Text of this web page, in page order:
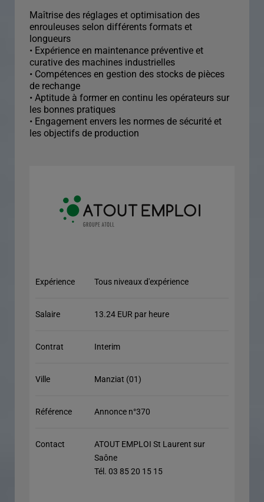
Maîtrise des réglages et optimisation des
enrouleuses selon différents formats et
longueurs
• Expérience en maintenance préventive et
curative des machines industrielles
• Compétences en gestion des stocks de pièces
de rechange
• Aptitude à former en continu les opérateurs sur
les bonnes pratiques
• Engagement envers les normes de sécurité et
les objectifs de production
Expérience Tous niveaux d'expérience
Salaire 13.24 EUR par heure
Contrat Interim
Ville Manziat (01)
Référence Annonce n°370
Contact
ATOUT EMPLOI St Laurent sur
Saône
Tél. 03 85 20 15 15